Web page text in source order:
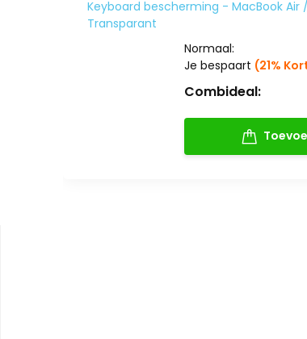
Keyboard bescherming - MacBook Air
Transparant
Normaal:
Je bespaart (21%
Combideal: